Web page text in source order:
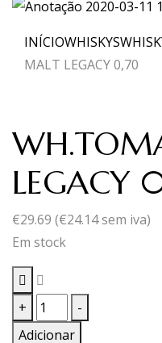
INÍCIOWHISKYS
MALT LEGACY 0,70
LEGACY
€29.69 (€24.14sem iva)
Em stock
+
Quantidade
de
-
Adicionar